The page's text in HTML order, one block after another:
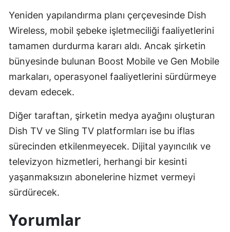
Yeniden yapılandırma planı çerçevesinde Dish
Wireless, mobil şebeke işletmeciliği faaliyetlerini
tamamen durdurma kararı aldı. Ancak şirketin
bünyesinde bulunan Boost Mobile ve Gen Mobile
markaları, operasyonel faaliyetlerini sürdürmeye
devam edecek.
Diğer taraftan, şirketin medya ayağını oluşturan
Dish TV ve Sling TV platformları ise bu iflas
sürecinden etkilenmeyecek. Dijital yayıncılık ve
televizyon hizmetleri, herhangi bir kesinti
yaşanmaksızın abonelerine hizmet vermeyi
sürdürecek.
Yorumlar